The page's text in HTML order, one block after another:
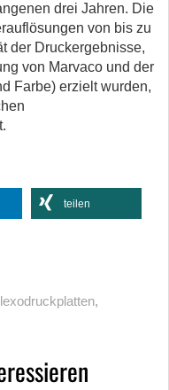
drei Jahren. Die
von bis zu
der Druckergebnisse,
von Marvaco und der
Farbe) erzielt wurden,
teilen
,